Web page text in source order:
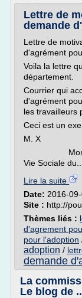
Lettre de
demande
Lettre de
d'agrément
Voila la lettre
département.
Courrier qui
d'agrément
les travailleurs
Ceci est un
M. X
Monsieur
Vie Sociale du...
Lire la suite
Date: 2016-
Site : http://
Thèmes liés :
d'agrement
pour l'adoption
adoption /
demande
La
Le blog de